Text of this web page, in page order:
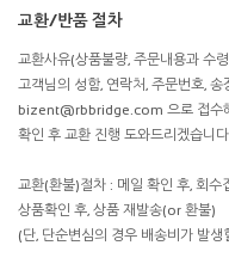
교환/반품 절차
교환사유(상품불량, 주문내용과 수
고객님의 성함, 연락처, 주문번호, 송
bizent@rbbridge.com 으로 접수
확인 후 교환 진행 도와드리겠습니다.
교환(환불)절차 : 메일 확인 후, 회
상품확인 후, 상품 재발송(or 환불)
(단, 단순변심의 경우 배송비가 발생